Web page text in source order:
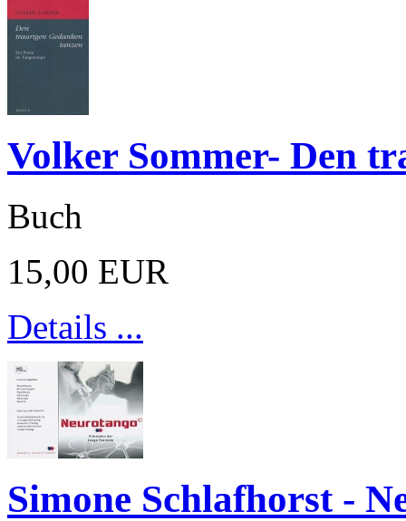
Volker Sommer- Den
Buch
15,00 EUR
Details ...
Simone Schlafhorst -